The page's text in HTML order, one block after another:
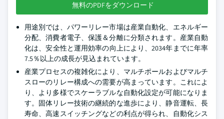
無料のPDFをダウンロード
用途別では、パワーリレー市場は産業自動化、エネルギー
分配、消費者電子、保護＆分離に分類されます。産業自動
化は、安全性と運用効率の向上により、2034年までに年率
7.5％以上の成長が見込まれています。
産業プロセスの複雑化により、マルチポールおよびマルチ
スローのリレー構成への需要が高まっています。これによ
り、より多様でスケーラブルな自動化設定が可能になりま
す。固体リレー技術の継続的な進歩により、静音運転、長
寿命、高速スイッチングなどの利点が得られ、自動化シス